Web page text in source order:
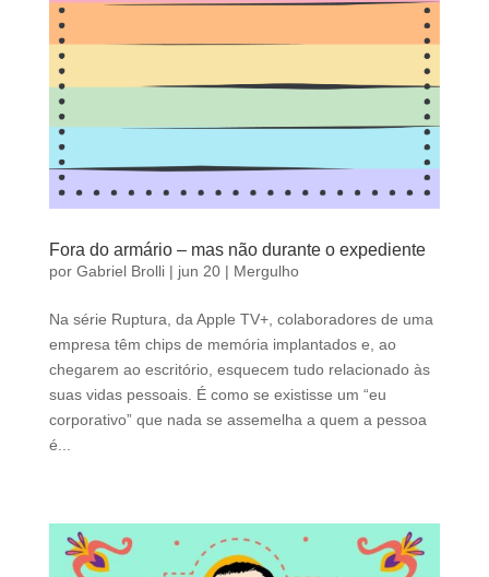
Fora do armário – mas não durante o expediente
por Gabriel Brolli| jun 20| Mergulho
Na série Ruptura, da Apple TV+, colaboradores de uma
empresa têm chips de memória implantados e, ao
chegarem ao escritório, esquecem tudo relacionado às
suas vidas pessoais. É como se existisse um “eu
corporativo” que nada se assemelha a quem a pessoa
é...